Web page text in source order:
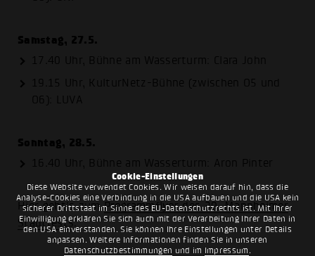
Cookie-Einstellungen
Diese Website verwendet Cookies. Wir weisen darauf hin, dass die
Analyse-Cookies eine Verbindung in die USA aufbauen und die USA kein
sicherer Drittstaat im Sinne des EU-Datenschutzrechts ist. Mit Ihrer
Einwilligung erklären Sie sich auch mit der Verarbeitung Ihrer Daten in
den USA einverstanden. Sie können Ihre Einstellungen unter Details
anpassen. Weitere Informationen finden Sie in unseren
Datenschutzbestimmungen und im Impressum .
Samstag, 27.5.
17.40 Uhr, Bühne am Wasserturm: Clara John
19.15 Uhr, KulturNetz-Bühne (zwischen O5 und
O6): LUVA
Sonntag, 28.5.
16.40 Uhr, Bühne am Wasserturm: Aron Pinter
Hier geht's zumProgrammflyer des 30. Mannheimer
Stadtfests.